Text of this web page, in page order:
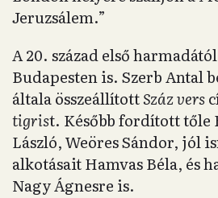
Jeruzsálem.”
A 20. század első
Budapesten is. Szerb Antal
általa összeállítottSzáz vers
tigrist. Később fordított tőle
László, Weöres Sándor, jól
alkotásait Hamvas Béla, és
Nagy Ágnesre is.